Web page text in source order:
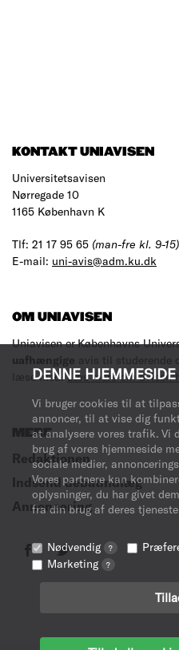
DENNE
Vi bruger cookies til at
annoncer, til at vise dig
at analysere vores trafik. Vi
brug af vores hjemmeside
sociale medier,
Vores partnere kan
oplysninger, du har givet
fra din brug af deres
Nødvendig ?
Marketing ?
KONTAKT UNIAVISEN
Universitetsavisen
Nørregade 10
1165 København K
Tlf: 21 17 95 65 (man-fre kl. 9-15)
E-mail: uni-avis@adm.ku.dk
OM UNIAVISEN
Uniavisen er Københavns
uafhængige avis til studerende
læse med.Læs mere om avisen
MERE
Redaktionen
Indsend debatindlæg
Annoncering